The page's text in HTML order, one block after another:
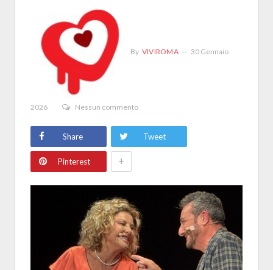
By VIVIROMA 30 Gennaio
2026 Nessun commento
Share Tweet
Pinterest +